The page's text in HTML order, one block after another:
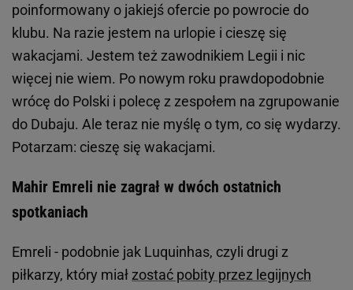
poinformowany o jakiejś ofercie po powrocie do
klubu. Na razie jestem na urlopie i cieszę się
wakacjami. Jestem też zawodnikiem Legii i nic
więcej nie wiem. Po nowym roku prawdopodobnie
wrócę do Polski i polecę z zespołem na zgrupowanie
do Dubaju. Ale teraz nie myślę o tym, co się wydarzy.
Potarzam: cieszę się wakacjami.
Mahir Emreli nie zagrał w dwóch ostatnich
spotkaniach
Emreli - podobnie jak Luquinhas, czyli drugi z
piłkarzy, który miałzostać pobity przez legijnych